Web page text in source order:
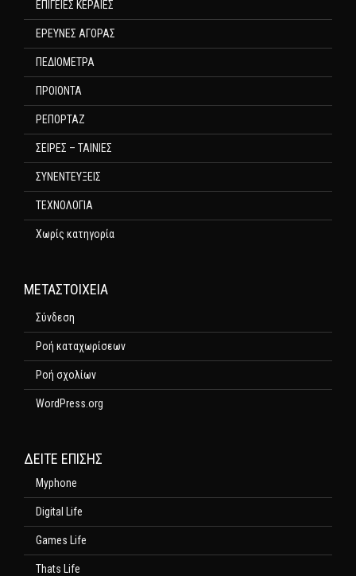
ΕΠΙΓΕΙΕΣ ΚΕΡΑΙΕΣ
ΕΡΕΥΝΕΣ ΑΓΟΡΑΣ
ΠΕΔΙΟΜΕΤΡΑ
ΠΡΟΙΟΝΤΑ
ΡΕΠΟΡΤΑΖ
ΣΕΙΡΕΣ – ΤΑΙΝΙΕΣ
ΣΥΝΕΝΤΕΥΞΕΙΣ
ΤΕΧΝΟΛΟΓΙΑ
Χωρίς κατηγορία
ΜΕΤΑΣΤΟΙΧΕΊΑ
Σύνδεση
Ροή καταχωρίσεων
Ροή σχολίων
WordPress.org
ΔΕΊΤΕ ΕΠΊΣΗΣ
Myphone
Digital Life
Games Life
Thats Life